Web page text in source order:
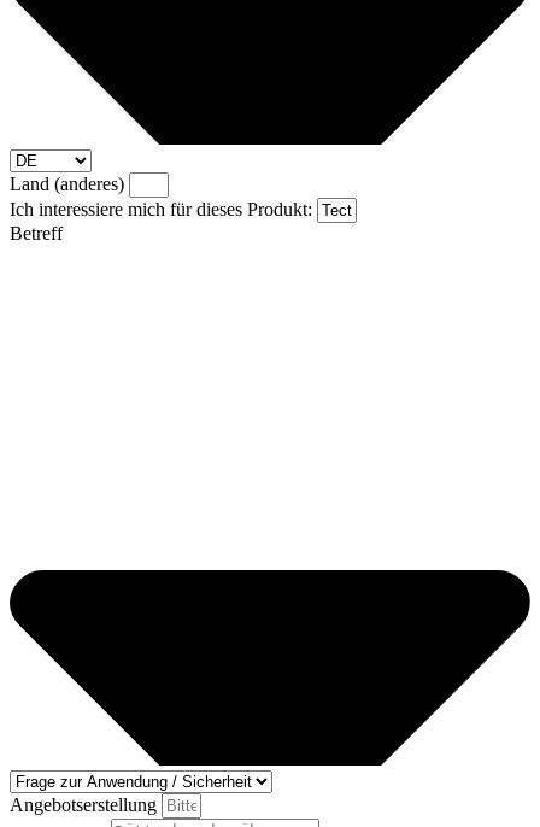
Land (anderes)
Ich interessiere mich für dieses Produkt:
Betreff
Angebotserstellung